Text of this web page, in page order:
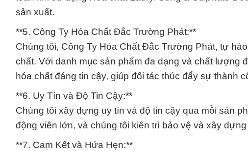
sản xuất.
**5. Công Ty Hóa Chất Đắc Trường Phát:**
Chúng tôi, Công Ty Hóa Chất Đắc Trường Phát, tự
chất. Với danh mục sản phẩm đa dạng và chất lượng
hóa chất đáng tin cậy, giúp đối tác thúc đẩy sự thành
**6. Uy Tín và Độ Tin Cậy:**
Chúng tôi xây dựng uy tín và độ tin cậy qua mỗi sản
động viên lớn, và chúng tôi kiên trì bảo vệ và xây
**7. Cam Kết và Hứa Hẹn:**